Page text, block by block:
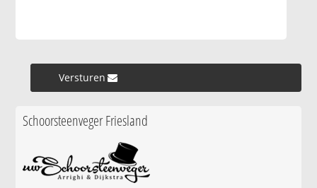
Versturen »
Schoorsteenveger Friesland